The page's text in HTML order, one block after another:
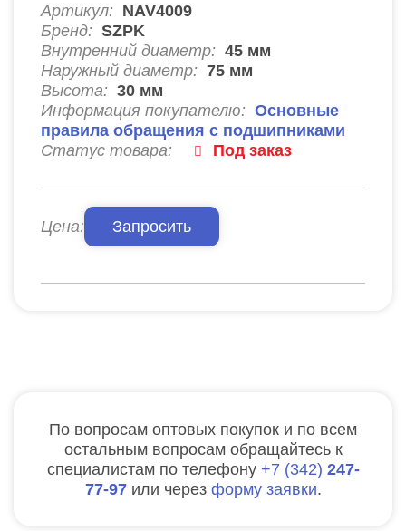
Артикул: NAV4009
Бренд: SZPK
Внутренний диаметр: 45 мм
Наружный диаметр: 75 мм
Высота: 30 мм
Информация покупателю: Основные
правила обращения с подшипниками
Статус товара:
Под заказ
Цена: Запросить
По вопросам оптовых покупок и по всем
остальным вопросам обращайтесь к
специалистам по телефону
7 342 247-
77-97 или через форму заявки.